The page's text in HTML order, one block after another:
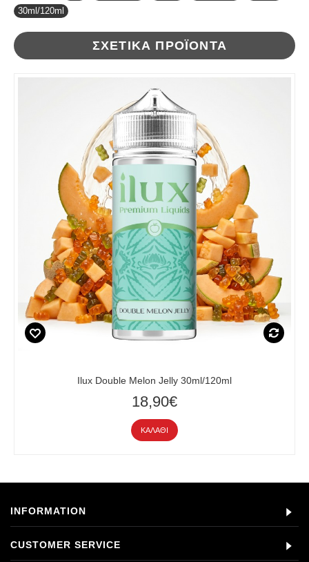
30ml/120ml
ΣΧΕΤΙΚΆ ΠΡΟΪΌΝΤΑ
Ilux Double Melon Jelly 30ml/120ml
18,90€
ΚΑΛΆΘΙ
INFORMATION
CUSTOMER SERVICE